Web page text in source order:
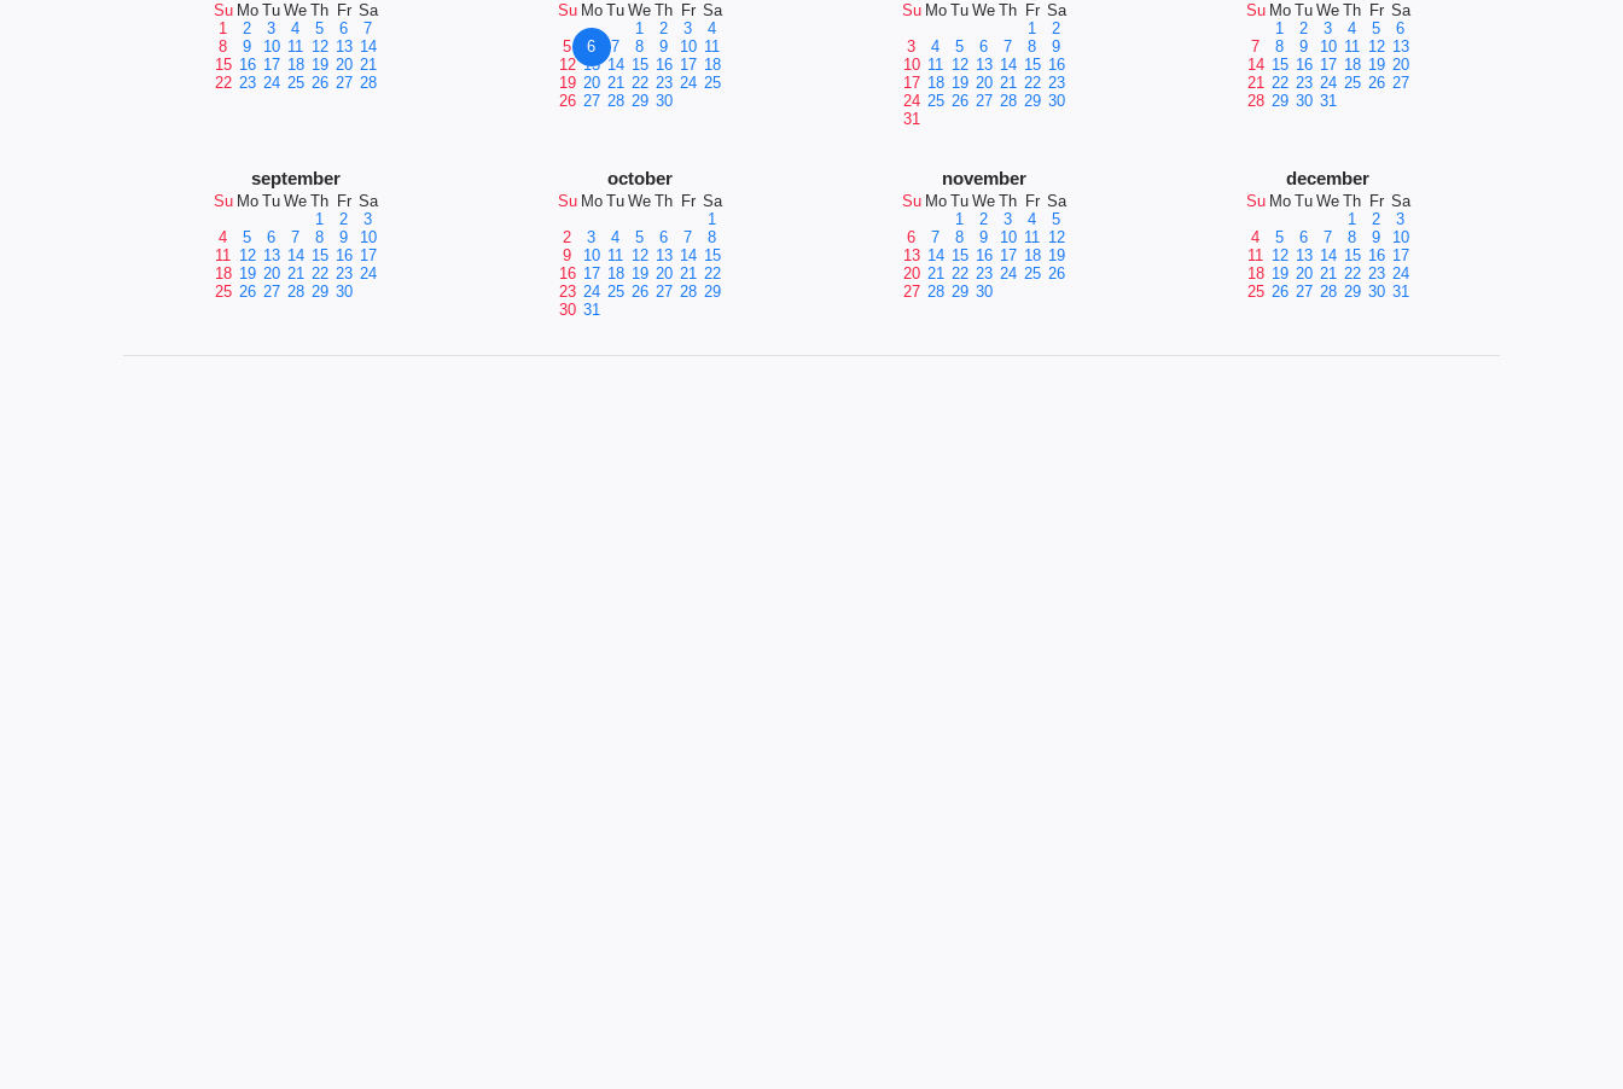
Su Mo Tu We Th Fr Sa
1
2 3 4 5 6
7
8
9 10 11 12 13 14
15 16 17 18 19 20 21
22 23 24 25 26 27 28
Su Mo Tu We Th Fr Sa
1
2 3
4
5
6 7 8 9 10 11
12 13 14 15 16 17 18
19 20 21 22 23 24 25
26 27 28 29 30
Su Mo Tu We Th Fr Sa
1
2
3
4 5 6 7 8
9
10 11 12 13 14 15 16
17 18 19 20 21 22 23
24 25 26 27 28 29 30
31
Su Mo Tu We Th Fr Sa
1
2 3 4 5
6
7
8 9 10 11 12 13
14 15 16 17 18 19 20
21 22 23 24 25 26 27
28 29 30 31
september
Su Mo Tu We Th Fr Sa
1
2
3
4
5 6 7 8 9
10
11 12 13 14 15 16 17
18 19 20 21 22 23 24
25 26 27 28 29 30
october
Su Mo Tu We Th Fr Sa
1
2
3 4 5 6 7
8
9
10 11 12 13 14 15
16 17 18 19 20 21 22
23 24 25 26 27 28 29
30 31
november
Su Mo Tu We Th Fr Sa
1
2 3 4
5
6
7 8 9 10 11 12
13 14 15 16 17 18 19
20 21 22 23 24 25 26
27 28 29 30
december
Su Mo Tu We Th Fr Sa
1
2
3
4
5 6 7 8 9
10
11 12 13 14 15 16 17
18 19 20 21 22 23 24
25 26 27 28 29 30 31